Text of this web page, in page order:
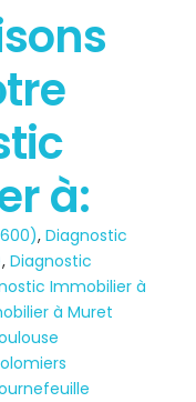
à:
,Diagnostic
,Diagnostic
Immobilier à
à Muret